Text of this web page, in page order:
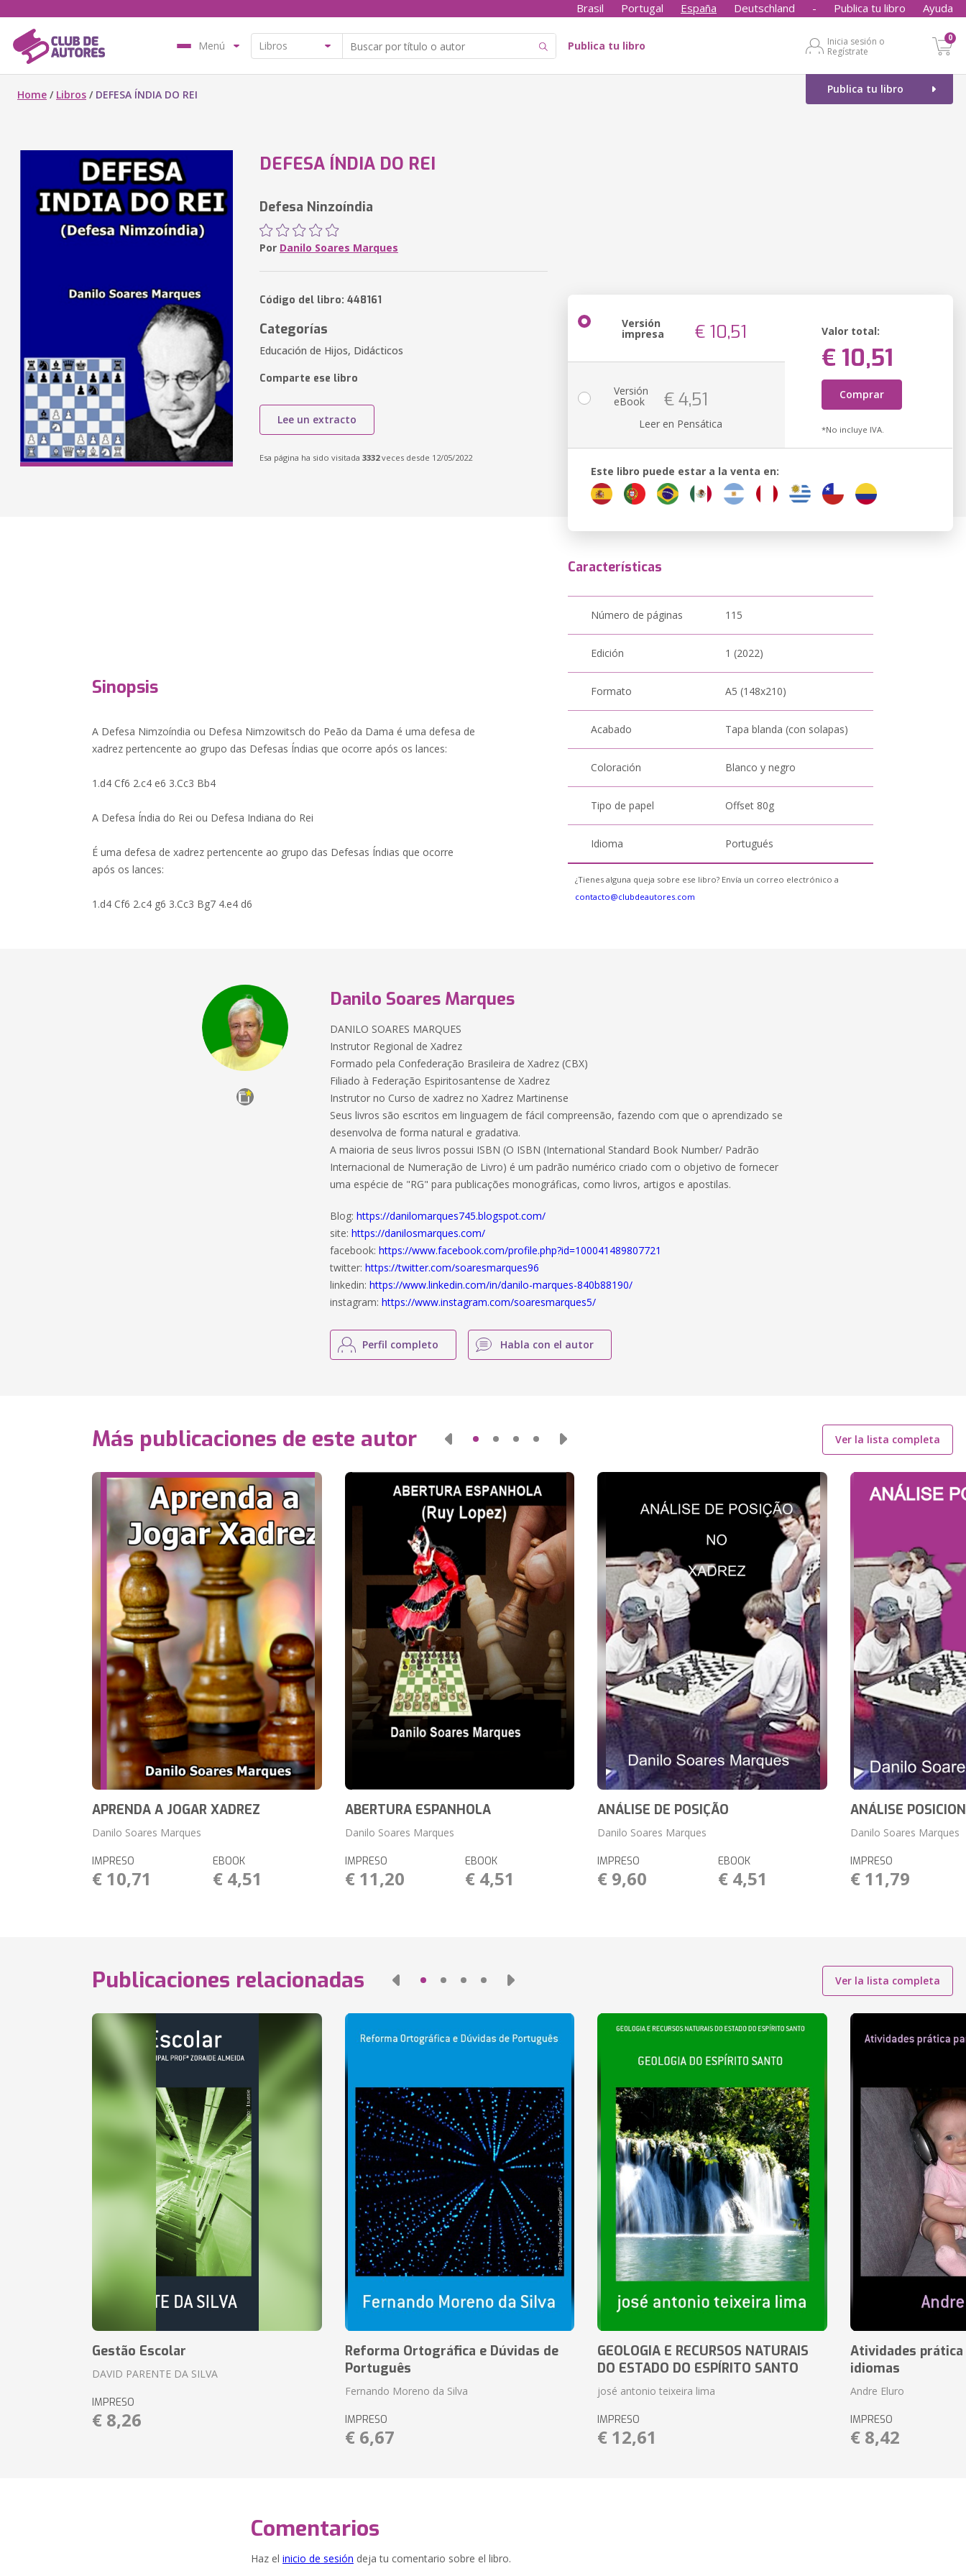
Brasil Portugal España Deutschland - Publica tu libro Ayuda
Menú Publica tu libro
Inicia sesión o
Regístrate
0
Publica tu libro
Home / Libros / DEFESA ÍNDIA DO REI
DEFESA ÍNDIA DO REI
Defesa Ninzoíndia
Por Danilo Soares Marques
Código del libro: 448161
Categorías
Educación de Hijos, Didácticos
Comparte ese libro
Lee un extracto
Esa página ha sido visitada 3332veces desde 12/05/2022
Versión
impresa € 10,51 Valor total:
€ 10,51
Comprar
*No incluye IVA.
Versión
eBook € 4,51
Leer en Pensática
Este libro puede estar a la venta en:
Sinopsis
A Defesa Nimzoíndia ou Defesa Nimzowitsch do Peão da Dama é uma defesa de
xadrez pertencente ao grupo das Defesas Índias que ocorre após os lances:
1.d4 Cf6 2.c4 e6 3.Cc3 Bb4
A Defesa Índia do Rei ou Defesa Indiana do Rei
É uma defesa de xadrez pertencente ao grupo das Defesas Índias que ocorre
após os lances:
1.d4 Cf6 2.c4 g6 3.Cc3 Bg7 4.e4 d6
Características
Número de páginas 115
Edición 1 (2022)
Formato A5 (148x210)
Acabado Tapa blanda (con solapas)
Coloración Blanco y negro
Tipo de papel Offset 80g
Idioma Portugués
¿Tienes alguna queja sobre ese libro? Envía un correo electrónico a
contacto@clubdeautores.com
Danilo Soares Marques
DANILO SOARES MARQUES
Instrutor Regional de Xadrez
Formado pela Confederação Brasileira de Xadrez (CBX)
Filiado à Federação Espiritosantense de Xadrez
Instrutor no Curso de xadrez no Xadrez Martinense
Seus livros são escritos em linguagem de fácil compreensão, fazendo com que o aprendizado se
desenvolva de forma natural e gradativa.
A maioria de seus livros possui ISBN (O ISBN (International Standard Book Number/ Padrão
Internacional de Numeração de Livro) é um padrão numérico criado com o objetivo de fornecer
uma espécie de "RG" para publicações monográficas, como livros, artigos e apostilas.
Blog:https://danilomarques745.blogspot.com/
site:https://danilosmarques.com/
facebook:https://www.facebook.com/profile.php?id=100041489807721
twitter:https://twitter.com/soaresmarques96
linkedin:https://www.linkedin.com/in/danilo-marques-840b88190/
instagram:https://www.instagram.com/soaresmarques5/
Perfil completo Habla con el autor
Más publicaciones de este autor Ver la lista completa
APRENDA A JOGAR XADREZ
Danilo Soares Marques
IMPRESO
€ 10,71
EBOOK
€ 4,51
ABERTURA ESPANHOLA
Danilo Soares Marques
IMPRESO
€ 11,20
EBOOK
€ 4,51
ANÁLISE DE POSIÇÃO
Danilo Soares Marques
IMPRESO
€ 9,60
EBOOK
€ 4,51
ANÁLISE
Danilo Soares Marques
IMPRESO
€ 11,79
Publicaciones relacionadas Ver la lista completa
Gestão Escolar
DAVID PARENTE DA SILVA
IMPRESO
€ 8,26
Reforma Ortográfica e Dúvidas de
Português
Fernando Moreno da Silva
IMPRESO
€ 6,67
GEOLOGIA E RECURSOS NATURAIS
DO ESTADO DO ESPÍRITO SANTO
josé antonio teixeira lima
IMPRESO
€ 12,61
Atividades
idiomas
Andre Eluro
IMPRESO
€ 8,42
Comentarios
Haz el inicio de sesión deja tu comentario sobre el libro.